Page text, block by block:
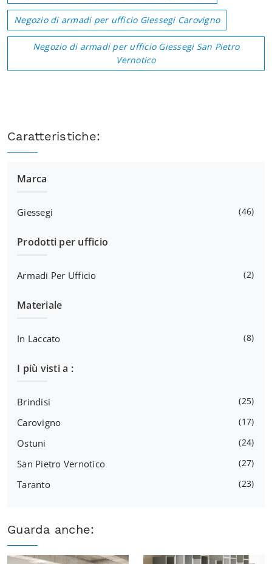
Negozio di armadi per ufficio Giessegi Carovigno
Negozio di armadi per ufficio Giessegi San Pietro
Vernotico
Caratteristiche:
Marca
Giessegi 46
Prodotti per ufficio
Armadi Per Ufficio 2
Materiale
In Laccato 8
I più visti a :
Brindisi 25
Carovigno 17
Ostuni 24
San Pietro Vernotico 27
Taranto 23
Guarda anche: